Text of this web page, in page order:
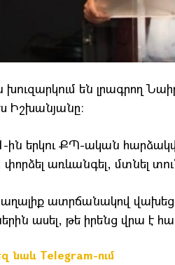
խուզարկում են լրագրող
Իշխանյանը։
ին երկու ՔՊ-ական
փորձել առևանգել, մտնել
ատրճանակով
ասել, թե իրենց վրա է
նաև Telegram-ում